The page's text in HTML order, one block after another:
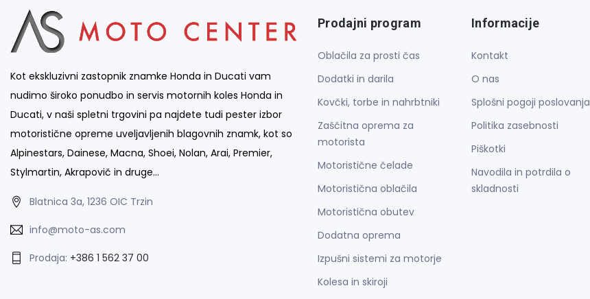
Kot ekskluzivni zastopnik znamke Honda in Ducati vam
nudimo široko ponudbo in servis motornih koles Honda in
Ducati, v naši spletni trgovini pa najdete tudi pester izbor
motoristične opreme uveljavljenih blagovnih znamk, kot so
Alpinestars, Dainese, Macna, Shoei, Nolan, Arai, Premier,
Stylmartin, Akrapovič in druge…
Blatnica 3a, 1236 OIC Trzin
info@moto-as.com
Prodaja: +386 1 562 37 00
Prodajni program
Oblačila za prosti čas
Dodatki in darila
Kovčki, torbe in nahrbtniki
Zaščitna oprema za
motorista
Motoristične čelade
Motoristična oblačila
Motoristična obutev
Dodatna oprema
Izpušni sistemi za motorje
Kolesa in skiroji
Informacije
Kontakt
O nas
Splošni pogoji poslovanja
Politika zasebnosti
Piškotki
Navodila in potrdila o
skladnosti